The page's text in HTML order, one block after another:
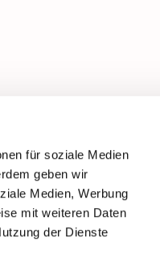
für soziale Medien
geben wir
Medien, Werbung
mit weiteren Daten
der Dienste